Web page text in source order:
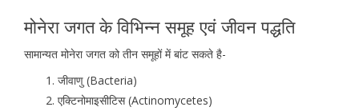
मोनेरा जगत के विभिन्न समूह एवं जीवन पद्धति
सामान्यत मोनेरा जगत को तीन समूहों में बांट सकते है-
जीवाणु (Bacteria)
एक्टिनोमाइसीटिस (Actinomycetes)